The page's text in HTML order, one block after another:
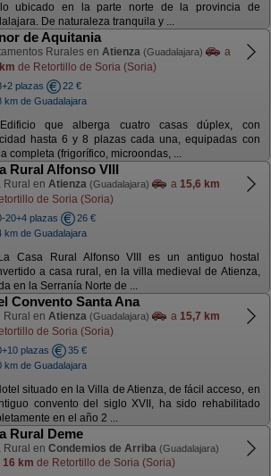
ubicado en la parte norte de la provincia de
De naturaleza tranquila y ...
de Aquitania
Rurales en Atienza (Guadalajara)
a
de Retortillo de Soria (Soria)
plazas
22 €
km de Guadalajara
que alberga cuatro casas dúplex, con
hasta 6 y 8 plazas cada una, equipadas con
completa (frigorífico, microondas, ...
Rural Alfonso VIII
Rural en Atienza (Guadalajara) a 15,6 km
de Soria (Soria)
20+4 plazas
26 €
km de Guadalajara
Casa Rural Alfonso VIII es un antiguo hostal
a casa rural, en la villa medieval de Atienza,
en la Serranía Norte de ...
Convento Santa Ana
Rural en Atienza (Guadalajara) a 15,7 km
de Soria (Soria)
plazas
35 €
km de Guadalajara
situado en la Villa de Atienza, de fácil acceso, en
convento del siglo XVII, ha sido rehabilitado
en el año 2 ...
Rural Deme
Rural en Condemios de Arriba (Guadalajara)
16 km de Retortillo de Soria (Soria)